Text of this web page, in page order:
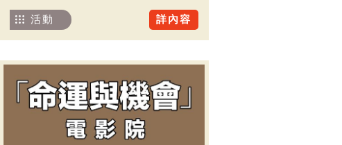
詳內容
活動